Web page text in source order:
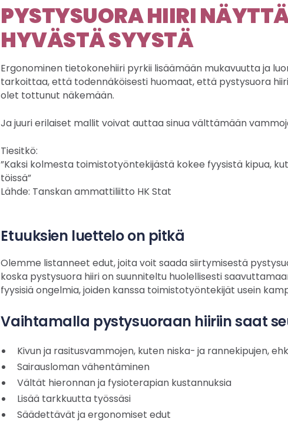
PYSTYSUORA HIIRI
HYVÄSTÄ SYYSTÄ
Ergonominen tietokonehiiri pyrkii lisäämään mukavuutta ja
tarkoittaa, että todennäköisesti huomaat, että pystysuora
olet tottunut näkemään.
Ja juuri erilaiset mallit voivat auttaa sinua välttämään
Tiesitkö:
”Kaksi kolmesta toimistotyöntekijästä kokee fyysistä kipua,
töissä”
Lähde: Tanskan ammattiliitto HK Stat
Etuuksien luettelo on pitkä
Olemme listanneet edut, joita voit saada siirtymisestä
koska pystysuora hiiri on suunniteltu huolellisesti
fyysisiä ongelmia, joiden kanssa toimistotyöntekijät usein
Vaihtamalla pystysuoraan hiiriin saat
Kivun ja rasitusvammojen, kuten niska- ja rannekipujen,
Sairausloman vähentäminen
Vältät hieronnan ja fysioterapian kustannuksia
Lisää tarkkuutta työssäsi
Säädettävät ja ergonomiset edut